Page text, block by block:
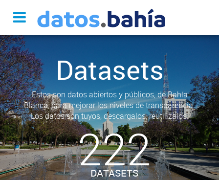
Datasets
Estos son datos abiertos y públicos, de Bahía
Blanca, para mejorar los niveles de transparencia.
Los datos son tuyos, descargalos, reutilizalos.
222
DATASETS